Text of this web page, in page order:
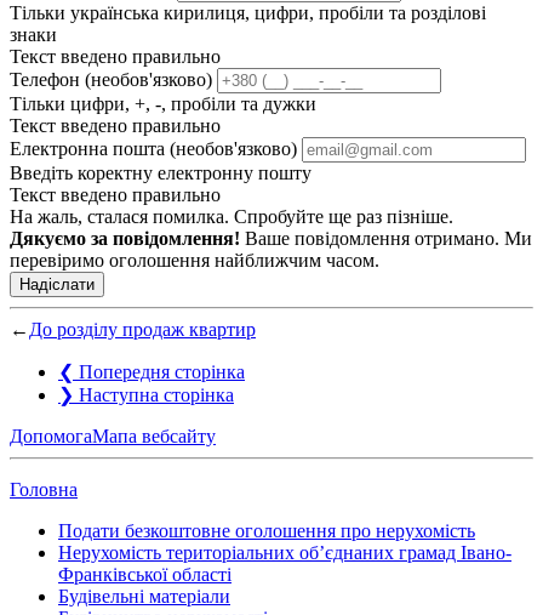
Тільки українська кирилиця, цифри, пробіли та розділові
знаки
Текст введено правильно
Телефон (необов'язково)
Тільки цифри, +, -, пробіли та дужки
Текст введено правильно
Електронна пошта (необов'язково)
Введіть коректну електронну пошту
Текст введено правильно
На жаль, сталася помилка. Спробуйте ще раз пізніше.
Дякуємо за повідомлення! Ваше повідомлення отримано. Ми
перевіримо оголошення найближчим часом.
Надіслати
← До розділу продаж квартир
❮ Попередня сторінка
❯ Наступна сторінка
ДопомогаМапа вебсайту
Головна
Подати безкоштовне оголошення про нерухомість
Нерухомість територіальних об’єднаних грамад Івано-
Франківської області
Будівельні матеріали